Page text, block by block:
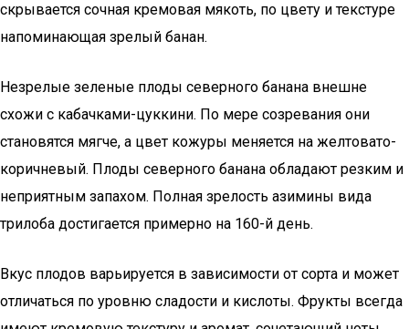
скрывается сочная кремовая мякоть, по цвету и текстуре
напоминающая зрелый банан.
Незрелые зеленые плоды северного банана внешне
схожи с кабачками-цуккини. По мере созревания они
становятся мягче, а цвет кожуры меняется на желтовато-
коричневый. Плоды северного банана обладают резким и
неприятным запахом. Полная зрелость азимины вида
трилоба достигается примерно на 160-й день.
Вкус плодов варьируется в зависимости от сорта и может
отличаться по уровню сладости и кислоты. Фрукты всегда